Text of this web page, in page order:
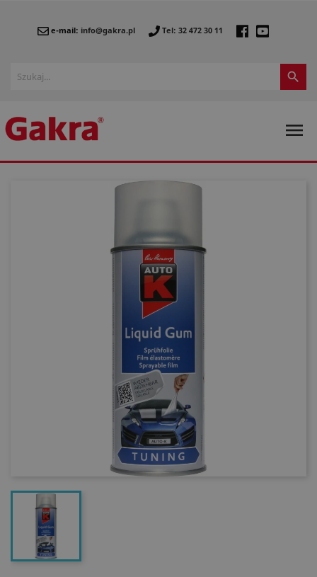
e-mail: info@gakra.pl Tel: 32 472 30 11

